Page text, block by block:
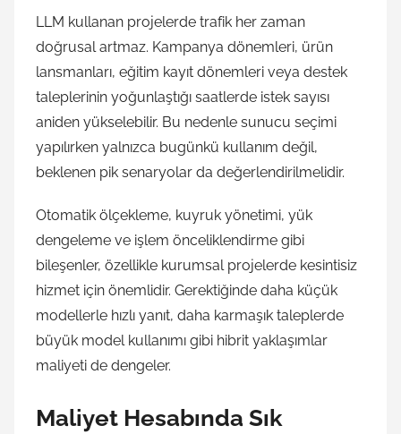
LLM kullanan projelerde trafik her zaman
doğrusal artmaz. Kampanya dönemleri, ürün
lansmanları, eğitim kayıt dönemleri veya destek
taleplerinin yoğunlaştığı saatlerde istek sayısı
aniden yükselebilir. Bu nedenle sunucu seçimi
yapılırken yalnızca bugünkü kullanım değil,
beklenen pik senaryolar da değerlendirilmelidir.
Otomatik ölçekleme, kuyruk yönetimi, yük
dengeleme ve işlem önceliklendirme gibi
bileşenler, özellikle kurumsal projelerde kesintisiz
hizmet için önemlidir. Gerektiğinde daha küçük
modellerle hızlı yanıt, daha karmaşık taleplerde
büyük model kullanımı gibi hibrit yaklaşımlar
maliyeti de dengeler.
Maliyet Hesabında Sık